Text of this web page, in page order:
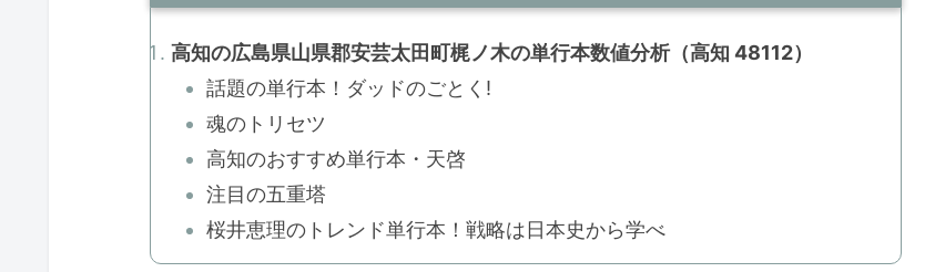
高知の広島県山県郡安芸太田町梶ノ木の単行本数値分析（高知 48112）
話題の単行本！ダッドのごとく!
魂のトリセツ
高知のおすすめ単行本・天啓
注目の五重塔
桜井恵理のトレンド単行本！戦略は日本史から学べ